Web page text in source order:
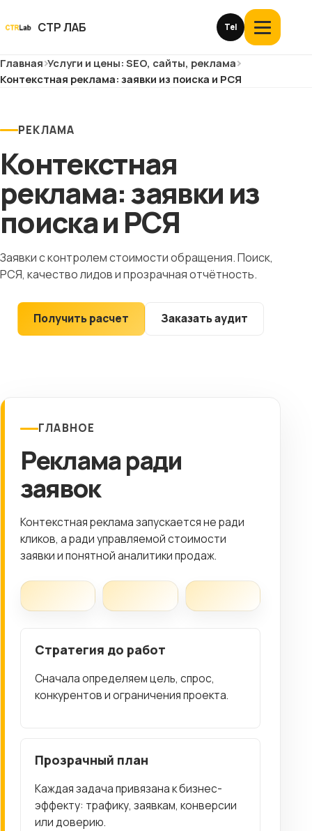
СТР ЛАБ Tel
Открыть
меню
Услуги и цены
Отзывы
Блог
Глоссарий
Клиентам
город
8 (499) 11-33-654
Главная Услуги и цены: SEO, сайты, реклама
Контекстная реклама: заявки из поиска и РСЯ
РЕКЛАМА
Контекстная
реклама: заявки из
поиска и РСЯ
Заявки с контролем стоимости обращения. Поиск,
РСЯ, качество лидов и прозрачная отчётность.
Получить расчет Заказать аудит
ГЛАВНОЕ
Реклама ради
заявок
Контекстная реклама запускается не ради
кликов, а ради управляемой стоимости
заявки и понятной аналитики продаж.
Стратегия до работ
Сначала определяем цель, спрос,
конкурентов и ограничения проекта.
Прозрачный план
Каждая задача привязана к бизнес-
эффекту: трафику, заявкам, конверсии
или доверию.